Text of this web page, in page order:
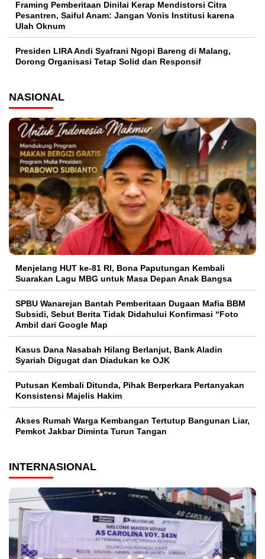
Framing Pemberitaan Dinilai Kerap Mendistorsi Citra
Pesantren, Saiful Anam: Jangan Vonis Institusi karena
Ulah Oknum
Presiden LIRA Andi Syafrani Ngopi Bareng di Malang,
Dorong Organisasi Tetap Solid dan Responsif
NASIONAL
Menjelang HUT ke-81 RI, Bona Paputungan Kembali
Suarakan Lagu MBG untuk Masa Depan Anak Bangsa
SPBU Wanarejan Bantah Pemberitaan Dugaan Mafia BBM
Subsidi, Sebut Berita Tidak Didahului Konfirmasi “Foto
Ambil dari Google Map
Kasus Dana Nasabah Hilang Berlanjut, Bank Aladin
Syariah Digugat dan Diadukan ke OJK
Putusan Kembali Ditunda, Pihak Berperkara Pertanyakan
Konsistensi Majelis Hakim
Akses Rumah Warga Kembangan Tertutup Bangunan Liar,
Pemkot Jakbar Diminta Turun Tangan
INTERNASIONAL